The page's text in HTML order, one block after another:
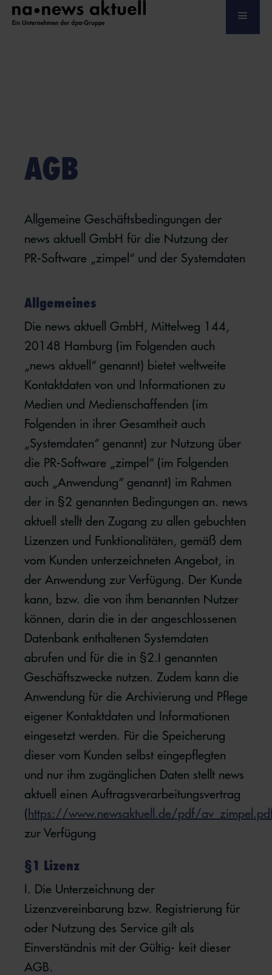
AGB
Allgemeine Geschäftsbedingungen der
news aktuell GmbH für die Nutzung der
PR-Software „zimpel“ und der Systemdaten
Allgemeines
Die news aktuell GmbH, Mittelweg 144,
20148 Hamburg (im Folgenden auch
„news aktuell“ genannt) bietet weltweite
Kontaktdaten von und Informationen zu
Medien und Medienschaffenden (im
Folgenden in ihrer Gesamtheit auch
„Systemdaten“ genannt) zur Nutzung über
die PR-Software „zimpel“ (im Folgenden
auch „Anwendung“ genannt) im Rahmen
der in §2 genannten Bedingungen an. news
aktuell stellt den Zugang zu allen gebuchten
Lizenzen und Funktionalitäten, gemäß dem
vom Kunden unterzeichneten Angebot, in
der Anwendung zur Verfügung. Der Kunde
kann, bzw. die von ihm benannten Nutzer
können, darin die in der angeschlossenen
Datenbank enthaltenen Systemdaten
abrufen und für die in §2.I genannten
Geschäftszwecke nutzen. Zudem kann die
Anwendung für die Archivierung und Pflege
eigener Kontaktdaten und Informationen
eingesetzt werden. Für die Speicherung
dieser vom Kunden selbst eingepflegten
und nur ihm zugänglichen Daten stellt news
aktuell einen Auftragsverarbeitungsvertrag
(https://www.newsaktuell.de/pdf/
zur Verfügung
§1 Lizenz
I. Die Unterzeichnung der
Lizenzvereinbarung bzw. Registrierung für
oder Nutzung des Service gilt als
Einverständnis mit der Gültig- keit dieser
AGB.